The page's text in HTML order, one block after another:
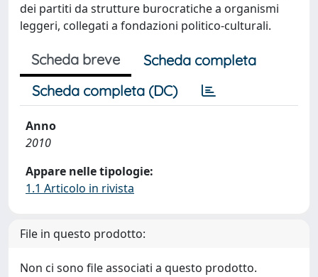
dei partiti da strutture burocratiche a organismi
leggeri, collegati a fondazioni politico-culturali.
Scheda breve
Scheda completa
Scheda completa (DC)
Anno
2010
Appare nelle tipologie:
1.1 Articolo in rivista
File in questo prodotto:
Non ci sono file associati a questo prodotto.